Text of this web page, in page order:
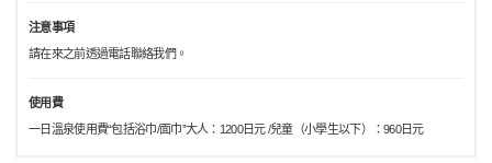
注意事項
請在來之前透過電話聯絡我們。
使用費
一日溫泉使用費“包括浴巾/面巾”大人：1200日元 /兒童（小學生以下）：960日元